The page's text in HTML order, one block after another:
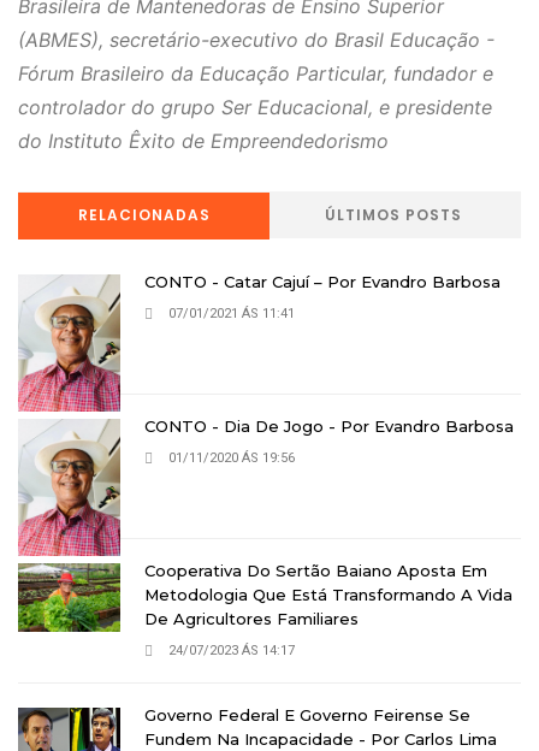
Brasileira de Mantenedoras de Ensino Superior
(ABMES), secretário-executivo do Brasil Educação -
Fórum Brasileiro da Educação Particular, fundador e
controlador do grupo Ser Educacional, e presidente
do Instituto Êxito de Empreendedorismo
RELACIONADAS ÚLTIMOS POSTS
CONTO - Catar Cajuí – Por Evandro Barbosa
07/01/2021 ÁS 11:41
CONTO - Dia De Jogo - Por Evandro Barbosa
01/11/2020 ÁS 19:56
Cooperativa Do Sertão Baiano Aposta Em
Metodologia Que Está Transformando A Vida
De Agricultores Familiares
24/07/2023 ÁS 14:17
Governo Federal E Governo Feirense Se
Fundem Na Incapacidade - Por Carlos Lima